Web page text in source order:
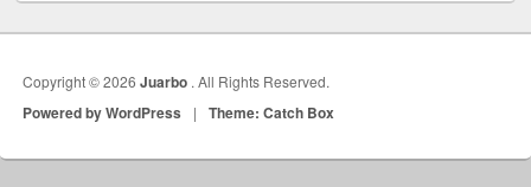
Copyright © 2026Juarbo . All Rights Reserved.
Powered by WordPress | Theme: Catch Box